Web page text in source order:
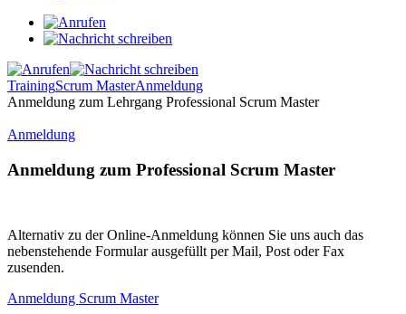
TrainingScrum MasterAnmeldung
Anmeldung zum Lehrgang Professional Scrum Master
Anmeldung
Anmeldung zum Professional Scrum Master
Alternativ zu der Online-Anmeldung können Sie uns auch das
nebenstehende Formular ausgefüllt per Mail, Post oder Fax
zusenden.
Anmeldung Scrum Master